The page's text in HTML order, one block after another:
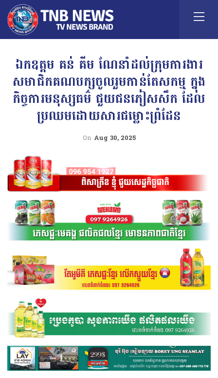
ឯកឧត្តម គន់ គីម ណែនាំដល់ក្រុមការងារ
សមាជិកគណបក្សចូលរួមកាន់តែសកម្ម ក្នុង
កិច្ចការមនុស្សធម៌ ជួយជនភៀសសឹក ដែល
ប្រឈមដោយសារជម្លោះព្រំដែន
On Aug 30, 2025